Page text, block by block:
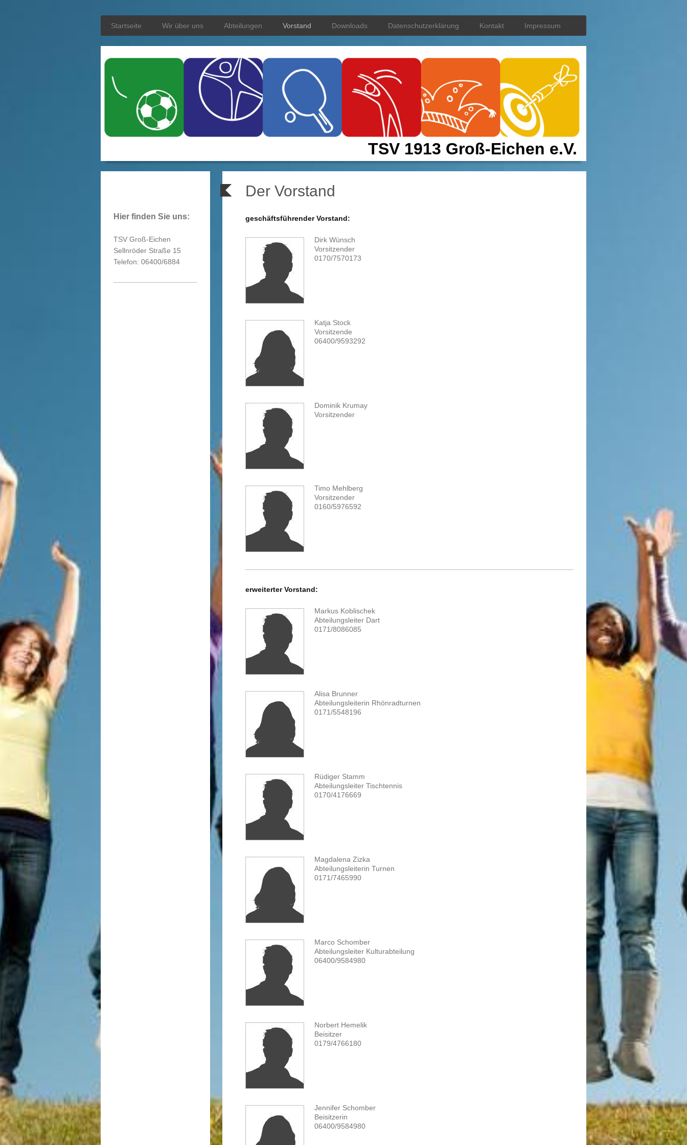
Startseite Wir über uns Abteilungen Vorstand Downloads Datenschutzerklärung Kontakt Impressum
TSV 1913 Groß-Eichen e.V.
Der Vorstand
geschäftsführender Vorstand:
Dirk Wünsch
Vorsitzender
0170/7570173
Katja Stock
Vorsitzende
06400/9593292
Dominik Krumay
Vorsitzender
Timo Mehlberg
Vorsitzender
0160/5976592
erweiterter Vorstand:
Markus Koblischek
Abteilungsleiter Dart
0171/8086085
Alisa Brunner
Abteilungsleiterin Rhönradturnen
0171/5548196
Rüdiger Stamm
Abteilungsleiter Tischtennis
0170/4176669
Magdalena Zizka
Abteilungsleiterin Turnen
0171/7465990
Marco Schomber
Abteilungsleiter Kulturabteilung
06400/9584980
Norbert Hemelik
Beisitzer
0179/4766180
Jennifer Schomber
Beisitzerin
06400/9584980
Hier finden Sie uns:
TSV Groß-Eichen
Sellnröder Straße 15
Telefon: 06400/6884